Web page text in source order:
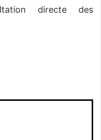
directe des